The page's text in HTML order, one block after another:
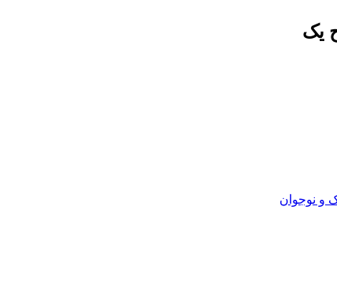
و نوجوان